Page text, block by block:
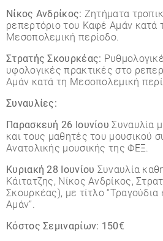
Νίκος Ανδρίκος: Ζητήµατα
ρεπερτόριο του Καφέ Αµάν κατά
Μεσοπολεµική περίοδο.
Στρατής Σκουρκέας:
υφολογικές πρακτικές στο
Αµάν κατά τη Μεσοπολεµική
Συναυλίες:
Παρασκευή 26 Ιουνίου Συναυλία
και τους µαθητές του µουσικού
Ανατολικής µουσικής της ΦΕΞ.
Κυριακή 28 Ιουνίου Συναυλία
Κάιτατζης, Νίκος Ανδρίκος,
Σκουρκέας), µε τίτλο
Αµάν”.
Κόστος Σεμιναρίων: 150€